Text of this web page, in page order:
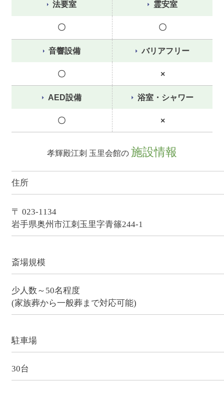
法要室
〇
霊安室
〇
音響設備
〇
バリアフリー
×
AED設備
〇
浴室・シャワー
×
孝輝殿江刺 玉里会館の 施設情報
住所
〒 023-1134
岩手県奥州市江刺玉里字青篠244-1
斎場規模
少人数～50名程度
(家族葬から一般葬まで対応可能)
駐車場
30台